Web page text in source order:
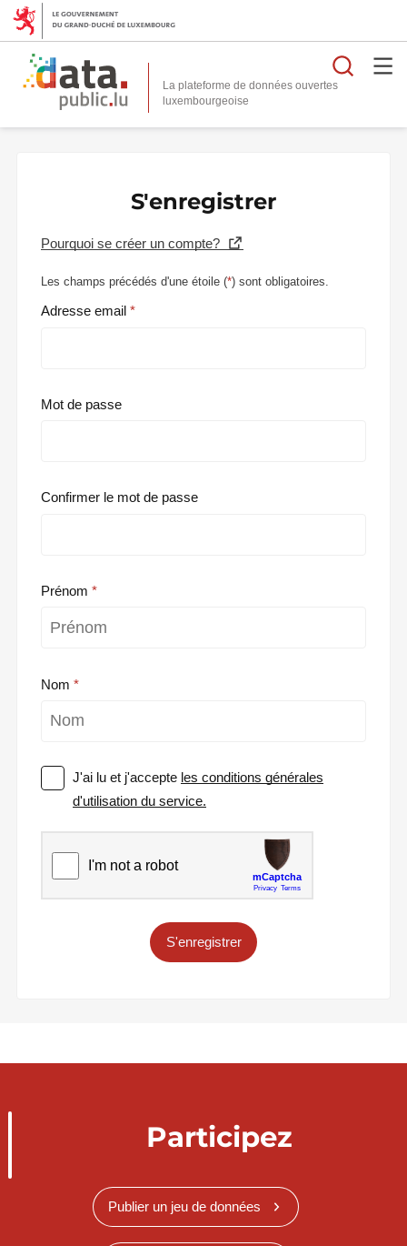
La plateforme de données ouvertes
S'enregistrer
Pourquoi se créer un compte?
Les champs précédés d'une étoile (*) sont obligatoires.
Adresse email
Mot de passe
Confirmer le mot de passe
Prénom
Nom
J'ai lu et j'accepte les conditions générales
d'utilisation du service.
S'enregistrer
Participez
Publier un jeu de données